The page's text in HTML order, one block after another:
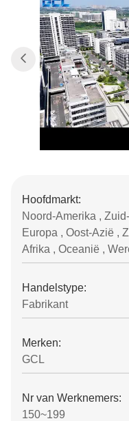
Hoofdmarkt:
Noord-Amerika ,
Europa , Oost-Azië ,
Afrika , Oceanië ,
Handelstype:
Fabrikant
Merken:
GCL
Nr van Werknemers:
150~199